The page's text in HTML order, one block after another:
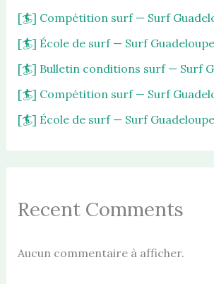
[🏄] Compétition surf — Surf
[🏄] École de surf — Surf Guadeloupe
[🏄] Bulletin conditions surf — Surf
[🏄] Compétition surf — Surf
[🏄] École de surf — Surf Guadeloupe
Recent Comments
Aucun commentaire à afficher.